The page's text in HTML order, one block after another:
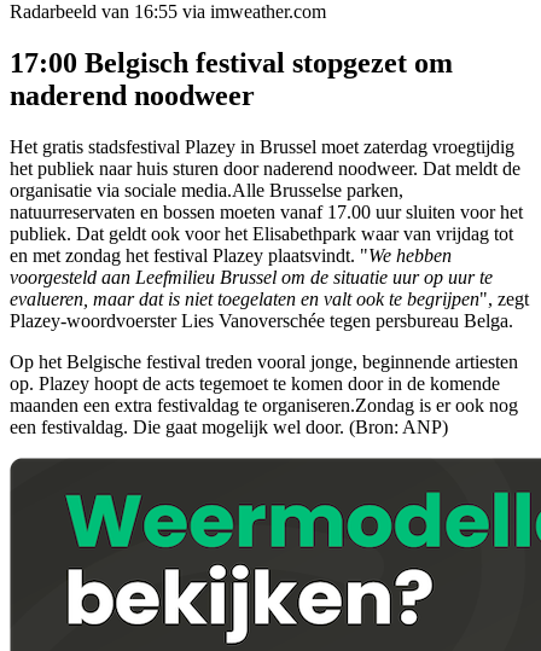
Radarbeeld van 16:55 via imweather.com
17:00 Belgisch festival stopgezet om
naderend noodweer
Het gratis stadsfestival Plazey in Brussel moet zaterdag vroegtijdig
het publiek naar huis sturen door naderend noodweer. Dat meldt de
organisatie via sociale media.Alle Brusselse parken,
natuurreservaten en bossen moeten vanaf 17.00 uur sluiten voor het
publiek. Dat geldt ook voor het Elisabethpark waar van vrijdag tot
en met zondag het festival Plazey plaatsvindt. "We hebben
voorgesteld aan Leefmilieu Brussel om de situatie uur op uur te
evalueren, maar dat is niet toegelaten en valt ook te begrijpen", zegt
Plazey-woordvoerster Lies Vanoverschée tegen persbureau Belga.
Op het Belgische festival treden vooral jonge, beginnende artiesten
op. Plazey hoopt de acts tegemoet te komen door in de komende
maanden een extra festivaldag te organiseren.Zondag is er ook nog
een festivaldag. Die gaat mogelijk wel door. (Bron: ANP)